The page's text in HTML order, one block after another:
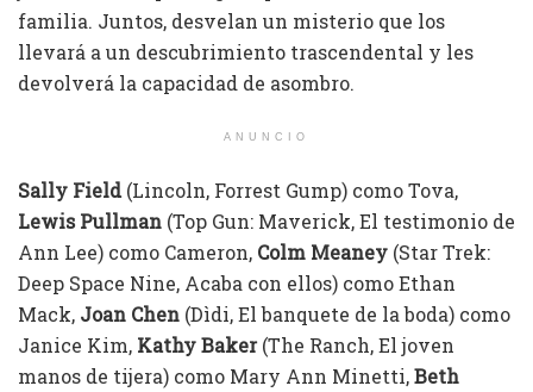
familia. Juntos, desvelan un misterio que los
llevará a un descubrimiento trascendental y les
devolverá la capacidad de asombro.
ANUNCIO
Sally Field(Lincoln, Forrest Gump) como Tova,
Lewis Pullman (Top Gun: Maverick, El testimonio de
Ann Lee) como Cameron, Colm Meaney (Star Trek:
Deep Space Nine, Acaba con ellos) como Ethan
Mack, Joan Chen (Dìdi, El banquete de la boda) como
Janice Kim, Kathy Baker(The Ranch, El joven
manos de tijera) como Mary Ann Minetti,Beth